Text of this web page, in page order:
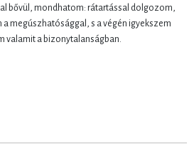
bővül, mondhatom: rátartással dolgozom,
megúszhatósággal, s a végén igyekszem
valamit a bizonytalanságban.